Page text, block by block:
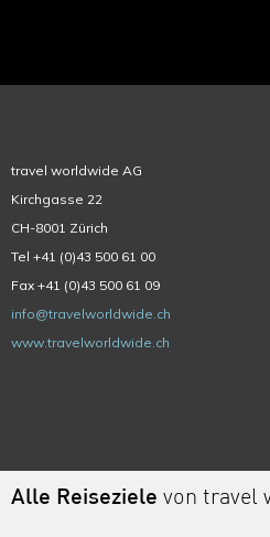
travel worldwide AG
Kirchgasse 22
CH-8001 Zürich
Tel +41 (0)43 500 61 00
Fax +41 (0)43 500 61 09
info@travelworldwide.ch
www.travelworldwide.ch
Alle Reiseziele von travel